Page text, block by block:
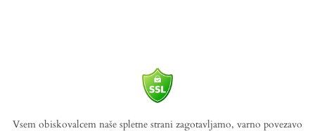
Vsem obiskovalcem naše spletne strani zagotavljamo, varno povezavo